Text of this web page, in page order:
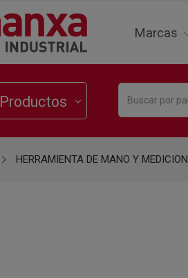
Marcas
Productos
HERRAMIENTA DE MANO Y MEDICION